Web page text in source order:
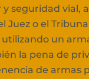
seguridad vial,
Juez o el
un
la pena de
de armas